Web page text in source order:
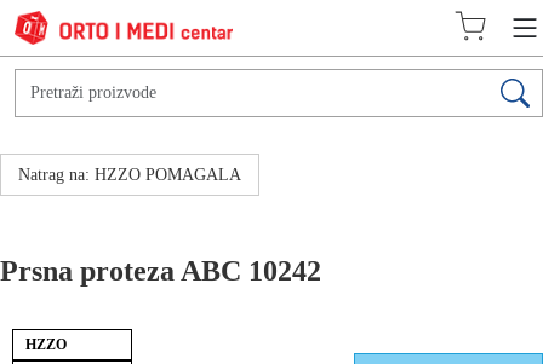
Natrag na: HZZO POMAGALA
Prsna proteza ABC 10242
HZZO